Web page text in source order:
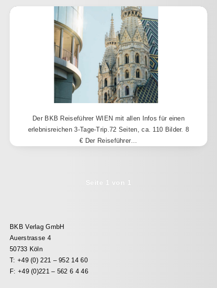
Der BKB Reiseführer WIEN mit allen Infos für einen
erlebnisreichen 3-Tage-Trip.72 Seiten, ca. 110 Bilder. 8
€ Der Reiseführer…
Seite 1 von 1
BKB Verlag GmbH
Auerstrasse 4
50733 Köln
T: +49 (0) 221 – 952 14 60
F: +49 (0)221 – 562 6 4 46